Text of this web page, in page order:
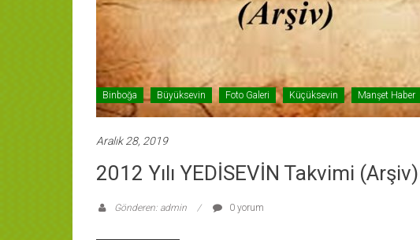
Binboğa Büyüksevin Foto Galeri Küçüksevin Manşet Haber
Aralık 28, 2019
2012 Yılı YEDİSEVİN Takvimi (Arşiv)
Gönderen: admin 0 yorum